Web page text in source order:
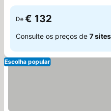
De € 132
Consulte os preços de 7 sites
Escolha popular